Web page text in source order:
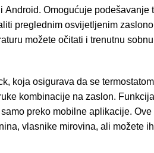
Android. Omogućuje podešavanje
preglednim osvijetljenim
možete očitati i trenutnu
koja osigurava da se
kombinacije na zaslon.
preko mobilne aplikacije.
vlasnike mirovina, ali možete